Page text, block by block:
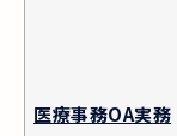
医療事務OA実務